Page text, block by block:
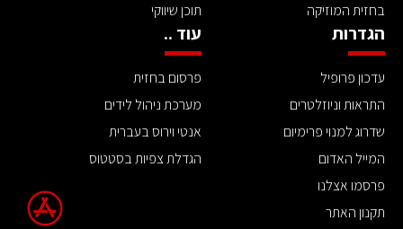
בחזית המוזיקה
תוכן שיווקי
הגדרות
עדכון פרופיל
התראות וניוזלטרים
שדרוג למנוי פרימיום
המייל האדום
פרסמו אצלנו
תקנון האתר
עוד ..
פרסום בחזית
מערכת ניהול לידים
אנטי וירוס בעברית
הגדלת צפיות בסטטוס